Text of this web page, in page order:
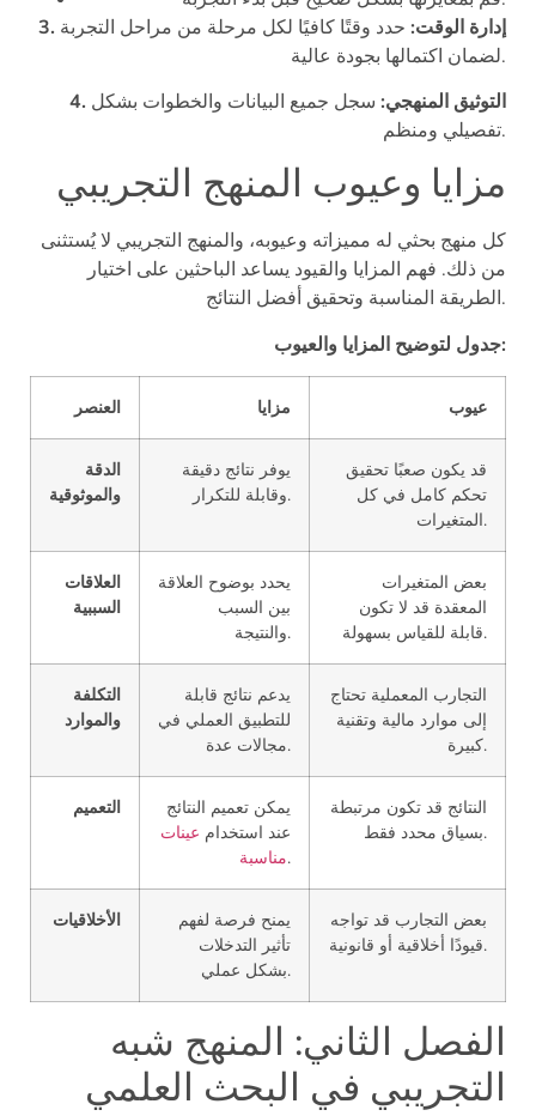
3. إدارة الوقت: حدد وقتًا كافيًا لكل مرحلة من مراحل التجربة
لضمان اكتمالها بجودة عالية.
4. التوثيق المنهجي: سجل جميع البيانات والخطوات بشكل
تفصيلي ومنظم.
مزايا وعيوب المنهج التجريبي
كل منهج بحثي له مميزاته وعيوبه، والمنهج التجريبي لا يُستثنى
من ذلك. فهم المزايا والقيود يساعد الباحثين على اختيار
الطريقة المناسبة وتحقيق أفضل النتائج.
جدول لتوضيح المزايا والعيوب:
العنصر مزايا عيوب
الدقة
والموثوقية
يوفر نتائج دقيقة
وقابلة للتكرار.
قد يكون صعبًا تحقيق
تحكم كامل في كل
المتغيرات.
العلاقات
السببية
يحدد بوضوح العلاقة
بين السبب
والنتيجة.
بعض المتغيرات
المعقدة قد لا تكون
قابلة للقياس بسهولة.
التكلفة
والموارد
يدعم نتائج قابلة
للتطبيق العملي في
مجالات عدة.
التجارب المعملية تحتاج
إلى موارد مالية وتقنية
كبيرة.
التعميم
يمكن تعميم النتائج
عند استخدام عينات
مناسبة.
النتائج قد تكون مرتبطة
بسياق محدد فقط.
الأخلاقيات
يمنح فرصة لفهم
تأثير التدخلات
بشكل عملي.
بعض التجارب قد تواجه
قيودًا أخلاقية أو قانونية.
الفصل الثاني: المنهج شبه
التجريبي في البحث العلمي